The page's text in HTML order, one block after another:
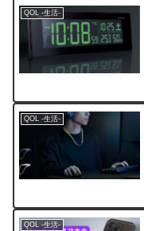
QOL -生活-
QOL -生活-
QOL -生活-